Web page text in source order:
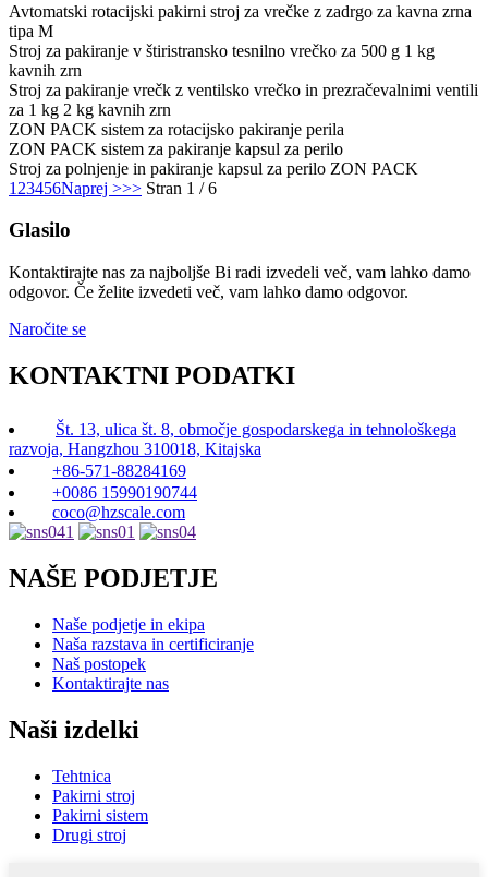
Avtomatski rotacijski pakirni stroj za vrečke z zadrgo za kavna zrna
tipa M
Stroj za pakiranje v štiristransko tesnilno vrečko za 500 g 1 kg
kavnih zrn
Stroj za pakiranje vrečk z ventilsko vrečko in prezračevalnimi ventili
za 1 kg 2 kg kavnih zrn
ZON PACK sistem za rotacijsko pakiranje perila
ZON PACK sistem za pakiranje kapsul za perilo
Stroj za polnjenje in pakiranje kapsul za perilo ZON PACK
1 23456Naprej >>> Stran 1 / 6
Glasilo
Kontaktirajte nas za najboljše Bi radi izvedeli več, vam lahko damo
odgovor. Če želite izvedeti več, vam lahko damo odgovor.
Naročite se
KONTAKTNI PODATKI
Št. 13, ulica št. 8, območje gospodarskega in tehnološkega
razvoja, Hangzhou 310018, Kitajska
+86-571-88284169
+0086 15990190744
coco@hzscale.com
NAŠE PODJETJE
Naše podjetje in ekipa
Naša razstava in certificiranje
Naš postopek
Kontaktirajte nas
Naši izdelki
Tehtnica
Pakirni stroj
Pakirni sistem
Drugi stroj